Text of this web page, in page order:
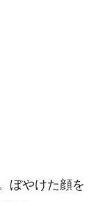
ぼやけた顔を